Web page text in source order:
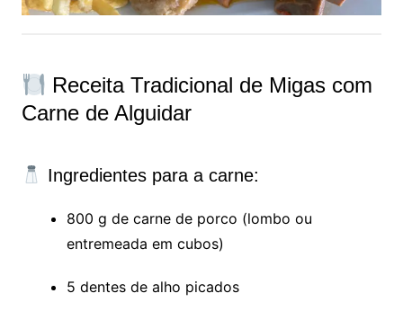
Receita Tradicional de Migas com
Carne de Alguidar
Ingredientes para a carne:
800 g de carne de porco (lombo ou
entremeada em cubos)
5 dentes de alho picados